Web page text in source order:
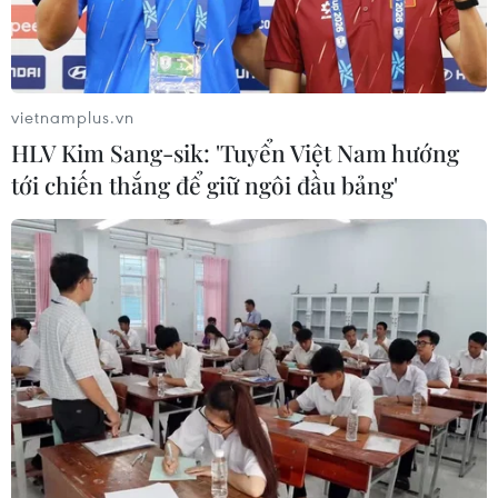
Thực hiện các nhiệm vụ trọng tâm
trong năm học 2026-2027
Thi lại ở Tuyên Quang: Thí
sinh vẫn được xét tuyển đại học theo
nguyện vọng đã đăng ký
05/08/2026 11:02
Thứ trưởng Bộ GD-ĐT: Thi lại không
phải để xóa bỏ trách nhiệm của thí
sinh
05/08/2026 09:19
vietnamplus.vn
HLV Kim Sang-sik: 'Tuyển Việt Nam hướng
tới chiến thắng để giữ ngôi đầu bảng'